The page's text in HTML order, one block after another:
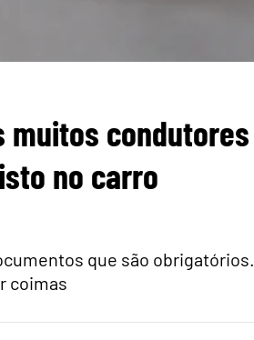
muitos condutores
no carro
que são obrigatórios.
coimas